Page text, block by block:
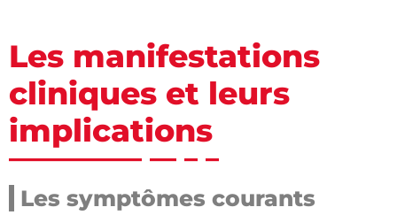
Les manifestations
cliniques et leurs
implications
Les symptômes courants